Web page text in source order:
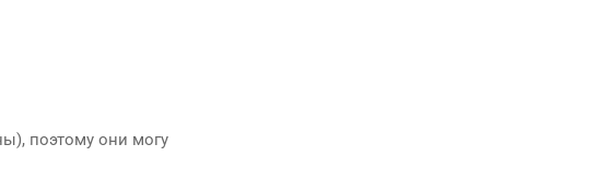
поэтому они могу